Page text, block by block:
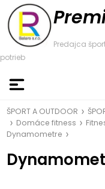
Predajca
potrieb
ŠPORT A OUTDOOR
Domáce fitness
Dynamometre